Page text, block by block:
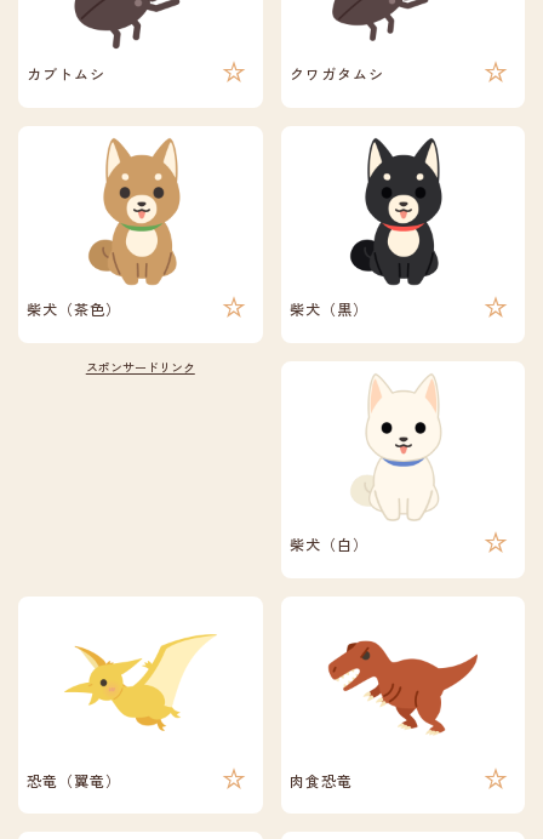
カブトムシ クワガタムシ
柴犬（茶色） 柴犬（黒）
柴犬（白）
恐竜（翼竜） 肉食恐竜